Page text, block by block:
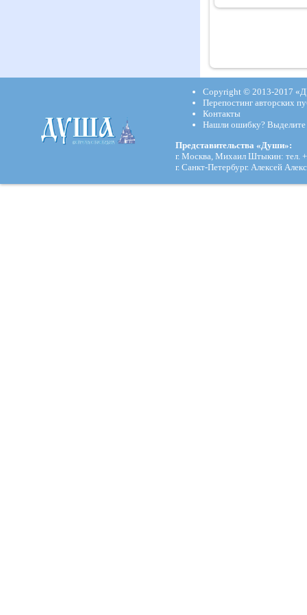
Copyright © 2013-2017
Перепостинг авторских
Контакты
Нашли ошибку?
Представительства «Души»:
г. Москва, Михаил Штыкин: тел.
г. Санкт-Петербург. Алексей